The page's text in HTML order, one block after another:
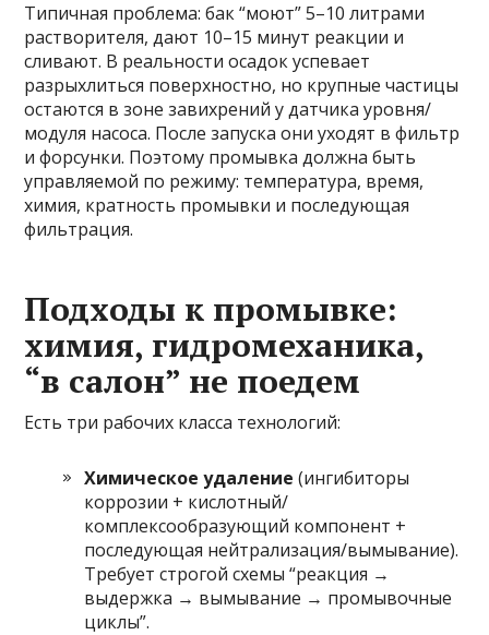
Типичная проблема: бак “моют” 5–10 литрами
растворителя, дают 10–15 минут реакции и
сливают. В реальности осадок успевает
разрыхлиться поверхностно, но крупные частицы
остаются в зоне завихрений у датчика уровня/
модуля насоса. После запуска они уходят в фильтр
и форсунки. Поэтому промывка должна быть
управляемой по режиму: температура, время,
химия, кратность промывки и последующая
фильтрация.
Подходы к промывке:
химия, гидромеханика,
“в салон” не поедем
Есть три рабочих класса технологий:
Химическое удаление (ингибиторы
коррозии + кислотный/
комплексообразующий компонент +
последующая нейтрализация/вымывание).
Требует строгой схемы “реакция →
выдержка → вымывание → промывочные
циклы”.